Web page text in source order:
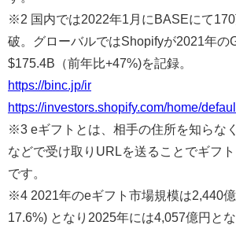
※2 国内では2022年1月にBASEにて
破。グローバルではShopifyが2021年の
$175.4B（前年比+47%)を記録。
https://binc.jp/ir
https://investors.shopify.com/home/
※3 eギフトとは、相手の住所を知らな
などで受け取りURLを送ることでギフ
です。
※4 2021年のeギフト市場規模は2,440
17.6%) となり2025年には4,057億円と